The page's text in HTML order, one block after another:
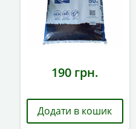
190грн.
Додати в кошик